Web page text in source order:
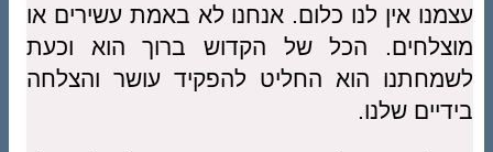
עצמנו אין לנו כלום. אנחנו לא באמת עשירים או
מוצלחים. הכל של הקדוש ברוך הוא וכעת
לשמחתנו הוא החליט להפקיד עושר והצלחה
בידיים שלנו.